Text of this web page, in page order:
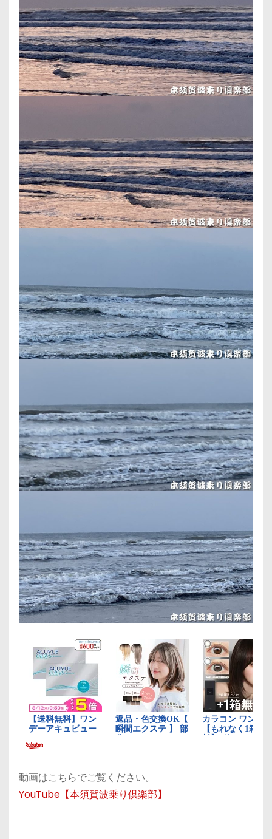
動画はこちらでご覧ください。
YouTube【本須賀波乗り倶楽部】